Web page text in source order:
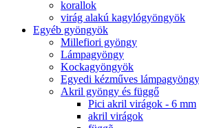
korallok
virág alakú kagylógyöngyök
Egyéb gyöngyök
Millefiori gyöngy
Lámpagyöngy
Kockagyöngyök
Egyedi kézműves
Akril gyöngy és függő
Pici akril virágok - 6 mm
akril virágok